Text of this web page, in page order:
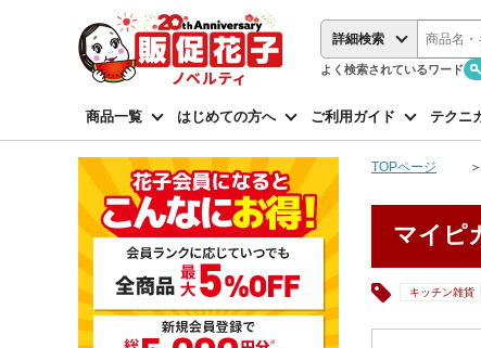
詳細検索
よく検索されているワード
商品一覧 はじめての方へ ご利用ガイド テクニ
TOPページ
マイピ
キッチン雑貨